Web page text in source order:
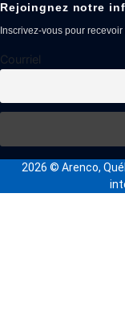
Rejoingnez notre
Inscrivez-vous pour
Courriel
2026 © Arenco,